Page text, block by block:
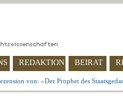
REDAKTION BEIRAT
von: »Der Prophet des